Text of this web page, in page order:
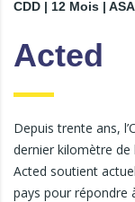
CDD | 12 Mois |
Acted
Depuis trente ans,
dernier kilomètre de
Acted soutient
pays pour répondre